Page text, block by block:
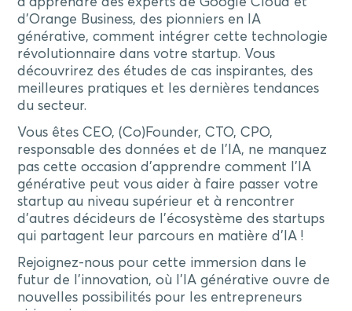
d’Orange Business, des pionniers en IA
générative, comment intégrer cette technologie
révolutionnaire dans votre startup. Vous
découvrirez des études de cas inspirantes, des
meilleures pratiques et les dernières tendances
du secteur.
Vous êtes CEO, (Co)Founder, CTO, CPO,
responsable des données et de l’IA, ne manquez
pas cette occasion d’apprendre comment l’IA
générative peut vous aider à faire passer votre
startup au niveau supérieur et à rencontrer
d’autres décideurs de l’écosystème des startups
qui partagent leur parcours en matière d’IA !
Rejoignez-nous pour cette immersion dans le
futur de l’innovation, où l’IA générative ouvre de
nouvelles possibilités pour les entrepreneurs